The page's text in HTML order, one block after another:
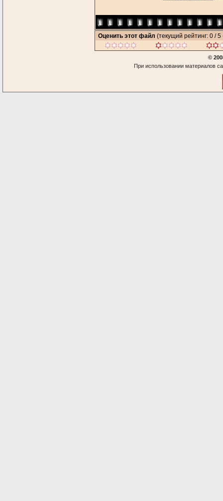
Оценить этот файл (текущий рейтинг: 0 / 5
©
При использовании материалов